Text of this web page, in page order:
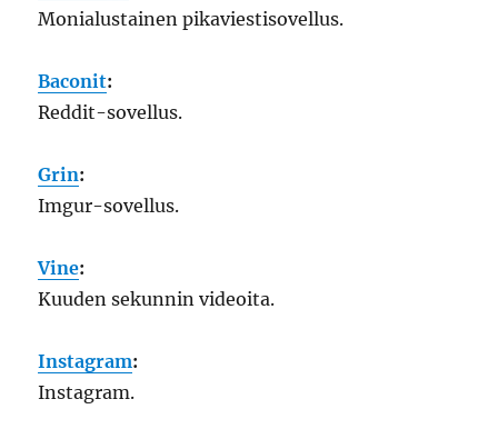
Monialustainen pikaviestisovellus.
Baconit:
Reddit-sovellus.
Grin:
Imgur-sovellus.
Vine:
Kuuden sekunnin videoita.
Instagram:
Instagram.